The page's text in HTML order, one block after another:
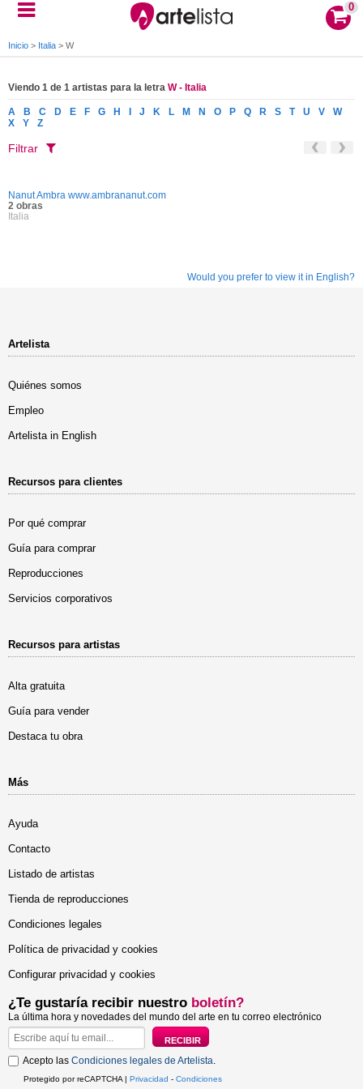
0
Inicio > Italia > W
Viendo 1 de 1 artistas para la letra W - Italia
A B C D E F G H J K L M N O P Q R S T U V
W
X
Y Z
Filtrar
Nanut Ambra www.ambrananut.com
2 obras
Italia
Would you prefer to view it in English?
Artelista
Quiénes somos
Empleo
Artelista in English
Recursos para clientes
Por qué comprar
Guía para comprar
Reproducciones
Servicios corporativos
Recursos para artistas
Alta gratuita
Guía para vender
Destaca tu obra
Más
Ayuda
Contacto
Listado de artistas
Tienda de reproducciones
Condiciones legales
Política de privacidad y cookies
Configurar privacidad y cookies
¿Te gustaría recibir nuestro boletín?
La última hora y novedades del mundo del arte en tu correo electrónico
Acepto las Condiciones legales de Artelista.
Protegido por reCAPTCHA | Privacidad - Condiciones